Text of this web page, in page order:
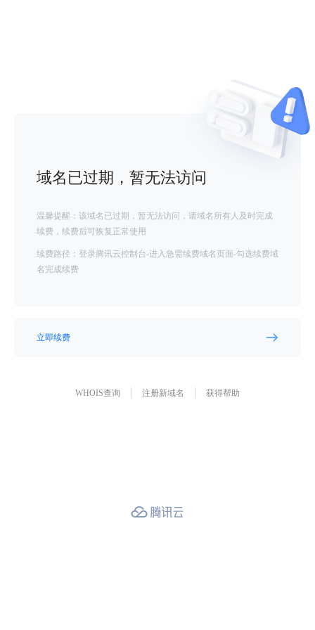
域名已过期，暂无法访问
温馨提醒：该域名已过期，暂无法访问，请域名所有人及时完成
续费，续费后可恢复正常使用
续费路径：登录腾讯云控制台-进入急需续费域名页面-勾选续费域
名完成续费
立即续费
WHOIS查询 注册新域名 获得帮助